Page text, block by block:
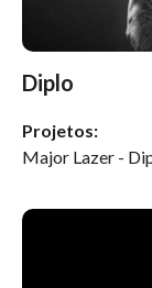
Diplo
Projetos:
Major Lazer -